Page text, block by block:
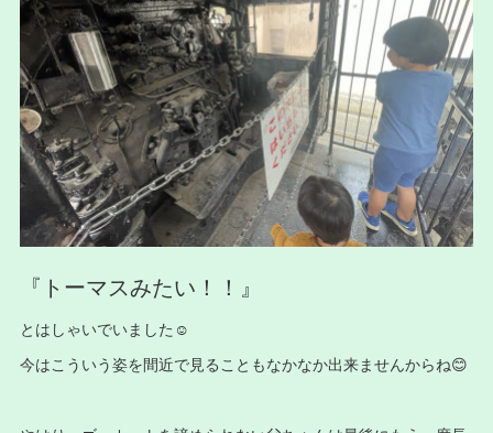
『トーマスみたい！！』
とはしゃいでいました☺️
今はこういう姿を間近で見ることもなかなか出来ませんからね😊